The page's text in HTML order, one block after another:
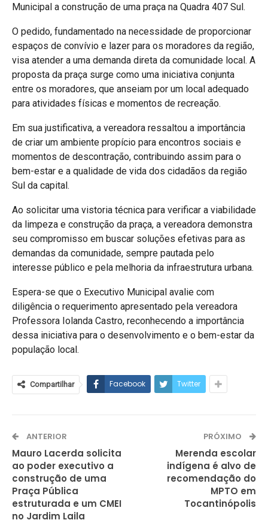
Municipal a construção de uma praça na Quadra 407 Sul.
O pedido, fundamentado na necessidade de proporcionar
espaços de convívio e lazer para os moradores da região,
visa atender a uma demanda direta da comunidade local. A
proposta da praça surge como uma iniciativa conjunta
entre os moradores, que anseiam por um local adequado
para atividades físicas e momentos de recreação.
Em sua justificativa, a vereadora ressaltou a importância
de criar um ambiente propício para encontros sociais e
momentos de descontração, contribuindo assim para o
bem-estar e a qualidade de vida dos cidadãos da região
Sul da capital.
Ao solicitar uma vistoria técnica para verificar a viabilidade
da limpeza e construção da praça, a vereadora demonstra
seu compromisso em buscar soluções efetivas para as
demandas da comunidade, sempre pautada pelo
interesse público e pela melhoria da infraestrutura urbana.
Espera-se que o Executivo Municipal avalie com
diligência o requerimento apresentado pela vereadora
Professora Iolanda Castro, reconhecendo a importância
dessa iniciativa para o desenvolvimento e o bem-estar da
população local.
Compartilhar Facebook Twitter
ANTERIOR
Mauro Lacerda solicita
ao poder executivo a
construção de uma
Praça Pública
estruturada e um CMEI
no Jardim Laila
PRÓXIMO
Merenda escolar
indígena é alvo de
recomendação do
MPTO em
Tocantinópolis